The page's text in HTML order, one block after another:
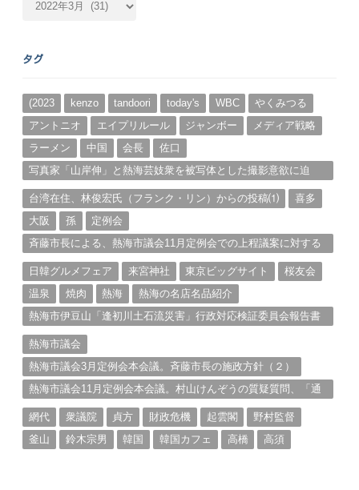
カ
ブ
タグ
(2023 kenzo tandoori today's WBC
やくみつる
アントニオ
エイプリルール ジャンボー
メディア戦略
ラーメン
中国 会長
佐口
写真家「山岸伸」と熱海芸妓衆を被写体とした撮影意欲に迫
台湾在住、林俊宏氏（フランク・リン）からの投稿⑴
喜多
大阪
孫
定例会
斉藤市長による、熱海市議会11月定例会での上程議案に対する
日韓グルメフェア
来宮神社 東京ビッグサイト
桜友会
温泉
焼肉 熱海
熱海の名店名品紹介
熱海市伊豆山「逢初川土石流災害」行政対応検証委員会報告書
熱海市議会
熱海市議会3月定例会本会議。斉藤市長の施政方針（２）
熱海市議会11月定例会本会議。村山けんぞうの質疑質問、「通
網代
衆議院 貞方 財政危機 起雲閣
野村監督
釜山
鈴木宗男 韓国 韓国カフェ 高橋 高須